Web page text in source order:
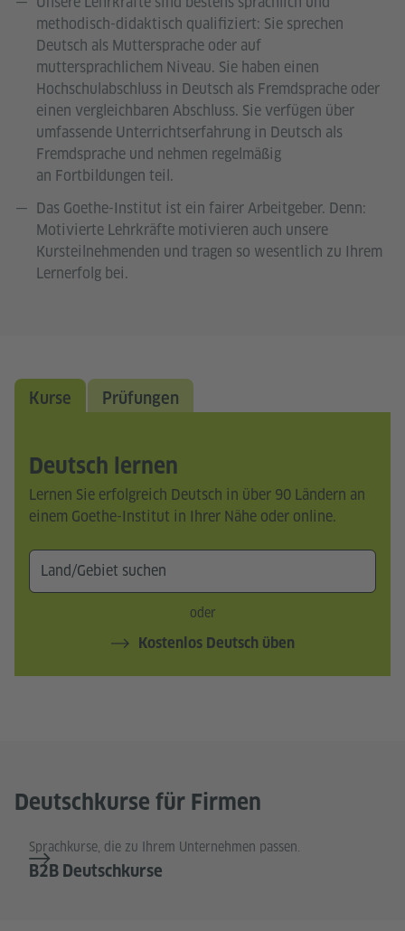
methodisch-didaktisch qualifiziert: Sie sprechen
Deutsch als Muttersprache oder auf
muttersprachlichem Niveau. Sie haben einen
Hochschulabschluss in Deutsch als Fremdsprache oder
einen vergleichbaren Abschluss. Sie verfügen über
umfassende Unterrichtserfahrung in Deutsch als
Fremdsprache und nehmen regelmäßig
an Fortbildungen teil.
Das Goethe-Institut ist ein fairer Arbeitgeber. Denn:
Motivierte Lehrkräfte motivieren auch unsere
Kursteilnehmenden und tragen so wesentlich zu Ihrem
Lernerfolg bei.
Kurse Prüfungen
Deutsch lernen
Lernen Sie erfolgreich Deutsch in über 90 Ländern an
einem Goethe-Institut in Ihrer Nähe oder online.
oder
Kostenlos Deutsch üben
Deutschkurse für Firmen
Sprachkurse, die zu Ihrem Unternehmen passen.
B2B Deutschkurse